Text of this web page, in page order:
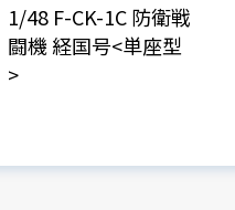
1/48 F-CK-1C 防衛戦
闘機 経国号<単座型
>